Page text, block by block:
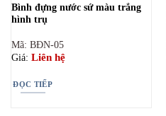
Bình đựng nước sứ màu trắng
hình trụ
Mã: BĐN-05
Giá: Liên hệ
ĐỌC TIẾP